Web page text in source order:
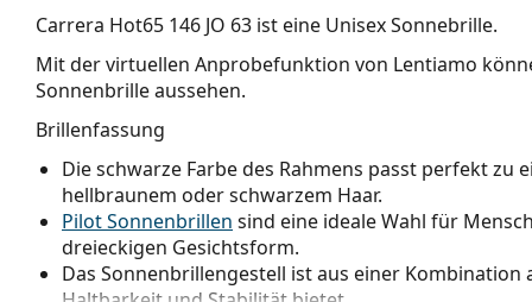
Carrera Hot65 146 JO 63 ist eine Unisex Sonnebrille.
Mit der virtuellen Anprobefunktion von Lentiamo
Sonnenbrille aussehen.
Brillenfassung
Die schwarze Farbe des Rahmens passt perfekt
hellbraunem oder schwarzem Haar.
Pilot Sonnenbrillen sind eine ideale Wahl für
dreieckigen Gesichtsform.
Das Sonnenbrillengestell ist aus einer